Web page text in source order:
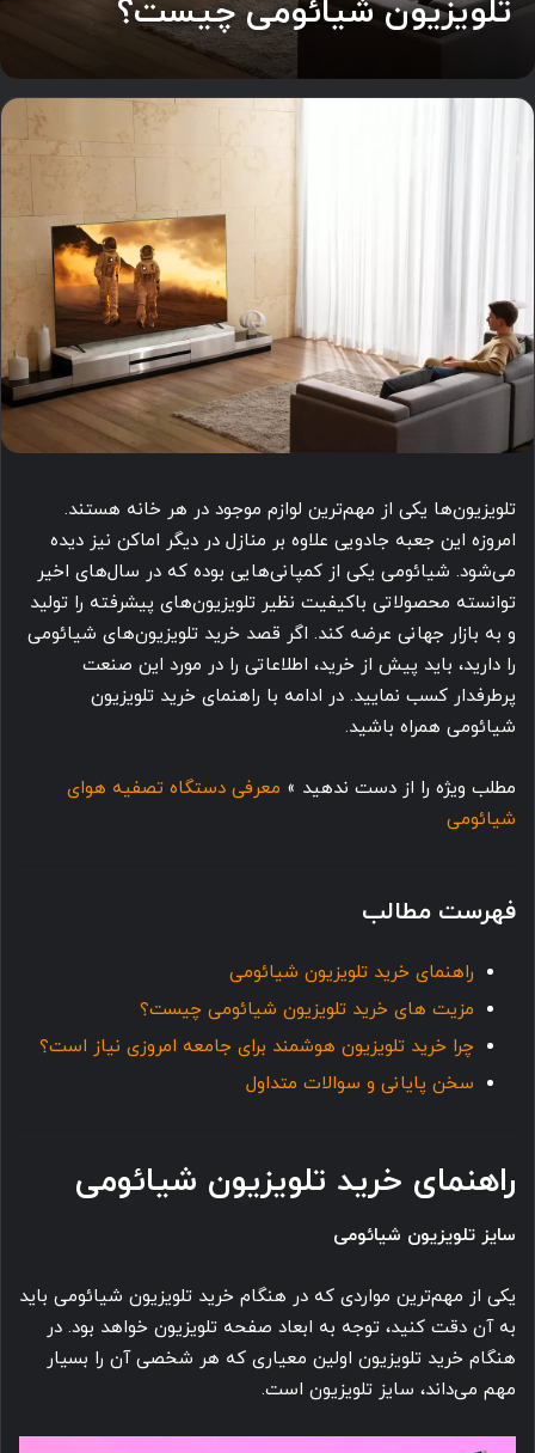
تلویزیون شیائومی چیست؟
تلویزیون‌ها یکی از مهم‌ترین لوازم موجود در هر خانه‌ هستند.
امروزه این جعبه جادویی علاوه بر منازل در دیگر اماکن نیز دیده
می‌شود. شیائومی یکی از کمپانی‌هایی بوده که در سال‌های اخیر
توانسته محصولاتی باکیفیت نظیر تلویزیون‌های پیشرفته را تولید
و به بازار جهانی عرضه کند. اگر قصد خرید تلویزیون‌های شیائومی
را دارید، باید پیش از خرید، اطلاعاتی را در مورد این صنعت
پرطرفدار کسب نمایید. در ادامه با راهنمای خرید تلویزیون
شیائومی همراه باشید.
مطلب ویژه را از دست ندهید » معرفی دستگاه تصفیه هوای
شیائومی
فهرست مطالب
راهنمای خرید تلویزیون شیائومی
مزیت های خرید تلویزیون شیائومی چیست؟
چرا خرید تلویزیون هوشمند برای جامعه امروزی نیاز است؟
سخن پایانی و سوالات متداول
راهنمای خرید تلویزیون شیائومی
سایز تلویزیون شیائومی
یکی از مهم‌ترین مواردی که در هنگام خرید تلویزیون شیائومی باید
به آن دقت کنید، توجه به ابعاد صفحه تلویزیون خواهد بود. در
هنگام خرید تلویزیون اولین معیاری که هر شخصی آن را بسیار
مهم می‌داند، سایز تلویزیون است.